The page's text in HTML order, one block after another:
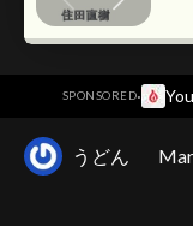
SPONSORED·
うどん